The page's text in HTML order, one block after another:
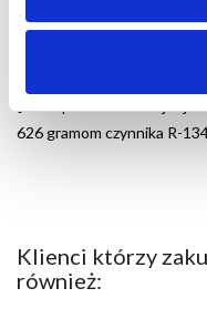
Informacje
626 gramom czynnika R-
Klienci którzy
również: